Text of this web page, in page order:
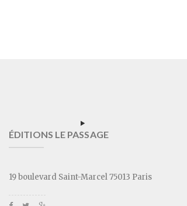
ÉDITIONS LE PASSAGE
19 boulevard Saint-Marcel 75013 Paris